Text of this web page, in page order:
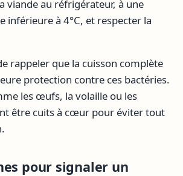
viande au réfrigérateur, à une
inférieure à 4°C, et respecter la
rappeler que la cuisson complète
protection contre ces bactéries.
les œufs, la volaille ou les
être cuits à cœur pour éviter tout
pour signaler un